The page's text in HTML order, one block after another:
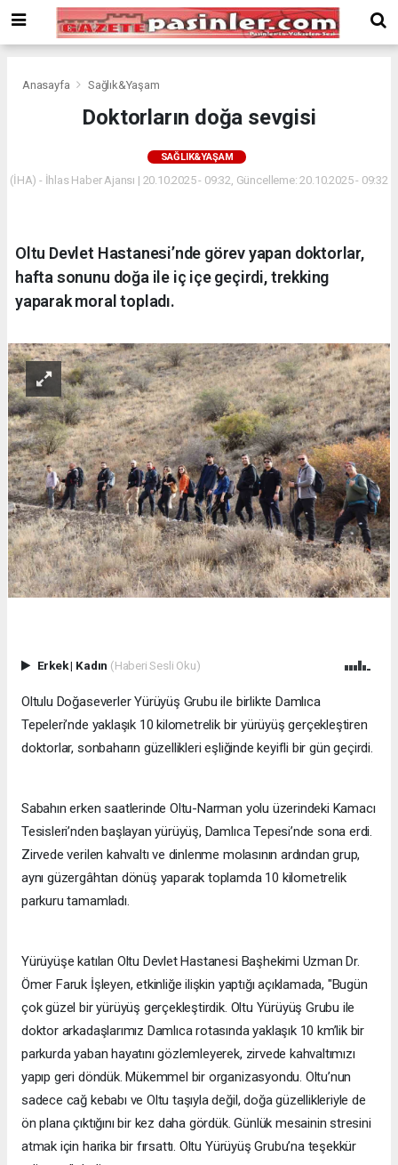
Bonusu
Veren
deneme
bonus
Bonus
Veren
Anasayfa Sağlık&Yaşam
Doktorların doğa sevgisi
SAĞLIK&YAŞAM
(İHA) - İhlas Haber Ajansı | 20.10.2025 - 09:32, Güncelleme: 20.10.2025 - 09:32
Oltu Devlet Hastanesi’nde görev yapan doktorlar,
hafta sonunu doğa ile iç içe geçirdi, trekking
yaparak moral topladı.
Erkek| Kadın (Haberi Sesli Oku)
Oltulu Doğaseverler Yürüyüş Grubu ile birlikte Damlıca
Tepeleri’nde yaklaşık 10 kilometrelik bir yürüyüş gerçekleştiren
doktorlar, sonbaharın güzellikleri eşliğinde keyifli bir gün geçirdi.
Sabahın erken saatlerinde Oltu-Narman yolu üzerindeki Kamacı
Tesisleri’nden başlayan yürüyüş, Damlıca Tepesi’nde sona erdi.
Zirvede verilen kahvaltı ve dinlenme molasının ardından grup,
aynı güzergâhtan dönüş yaparak toplamda 10 kilometrelik
parkuru tamamladı.
Yürüyüşe katılan Oltu Devlet Hastanesi Başhekimi Uzman Dr.
Ömer Faruk İşleyen, etkinliğe ilişkin yaptığı açıklamada, "Bugün
çok güzel bir yürüyüş gerçekleştirdik. Oltu Yürüyüş Grubu ile
doktor arkadaşlarımız Damlıca rotasında yaklaşık 10 km’lik bir
parkurda yaban hayatını gözlemleyerek, zirvede kahvaltımızı
yapıp geri döndük. Mükemmel bir organizasyondu. Oltu’nun
sadece cağ kebabı ve Oltu taşıyla değil, doğa güzellikleriyle de
ön plana çıktığını bir kez daha gördük. Günlük mesainin stresini
atmak için harika bir fırsattı. Oltu Yürüyüş Grubu’na teşekkür